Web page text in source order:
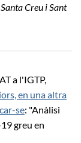
Creu i Sant
a l'IGTP,
en una altra
se: "Anàlisi
greu en